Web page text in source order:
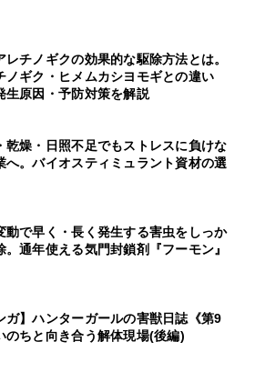
レチノギクの効果的な駆除方法とは。
ノギク・ヒメムカシヨモギとの違い
生原因・予防対策を解説
乾燥・日照不足でもストレスに負けな
へ。バイオスティミュラント資材の選
動で早く・長く発生する害虫をしっか
。通年使える気門封鎖剤『フーモン』
ガ】ハンターガールの害獣日誌《第9
のちと向き合う解体現場(後編)